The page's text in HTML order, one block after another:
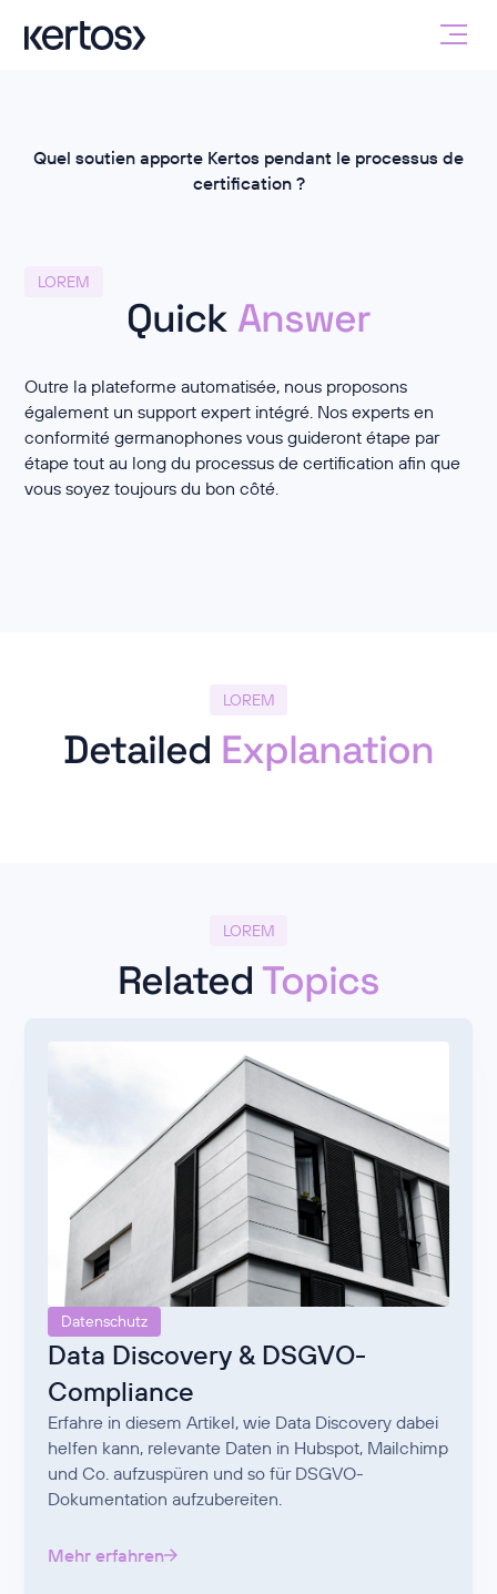
Quel soutien apporte Kertos pendant le processus de
certification ?
LOREM
Quick Answer
Outre la plateforme automatisée, nous proposons
également un support expert intégré. Nos experts en
conformité germanophones vous guideront étape par
étape tout au long du processus de certification afin que
vous soyez toujours du bon côté.
LOREM
Detailed Explanation
LOREM
Related Topics
Datenschutz
Data Discovery & DSGVO-
Compliance
Erfahre in diesem Artikel, wie Data Discovery dabei
helfen kann, relevante Daten in Hubspot, Mailchimp
und Co. aufzuspüren und so für DSGVO-
Dokumentation aufzubereiten.
Mehr erfahren